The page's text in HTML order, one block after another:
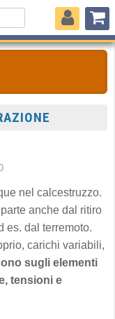
nel calcestruzzo.
anche dal ritiro
es. dal terremoto.
carichi variabili,
sugli elementi
tensioni e